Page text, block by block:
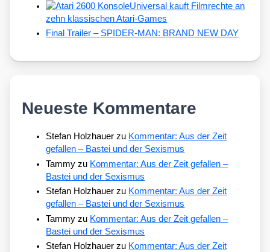
Universal kauft Filmrechte an
zehn klassischen Atari-Games
Final Trailer – SPIDER-MAN: BRAND NEW DAY
Neueste Kommentare
Stefan Holzhauer zu Kommentar: Aus der Zeit
gefallen – Bastei und der Sexismus
Tammy zu Kommentar: Aus der Zeit gefallen –
Bastei und der Sexismus
Stefan Holzhauer zu Kommentar: Aus der Zeit
gefallen – Bastei und der Sexismus
Tammy zu Kommentar: Aus der Zeit gefallen –
Bastei und der Sexismus
Stefan Holzhauer zu Kommentar: Aus der Zeit